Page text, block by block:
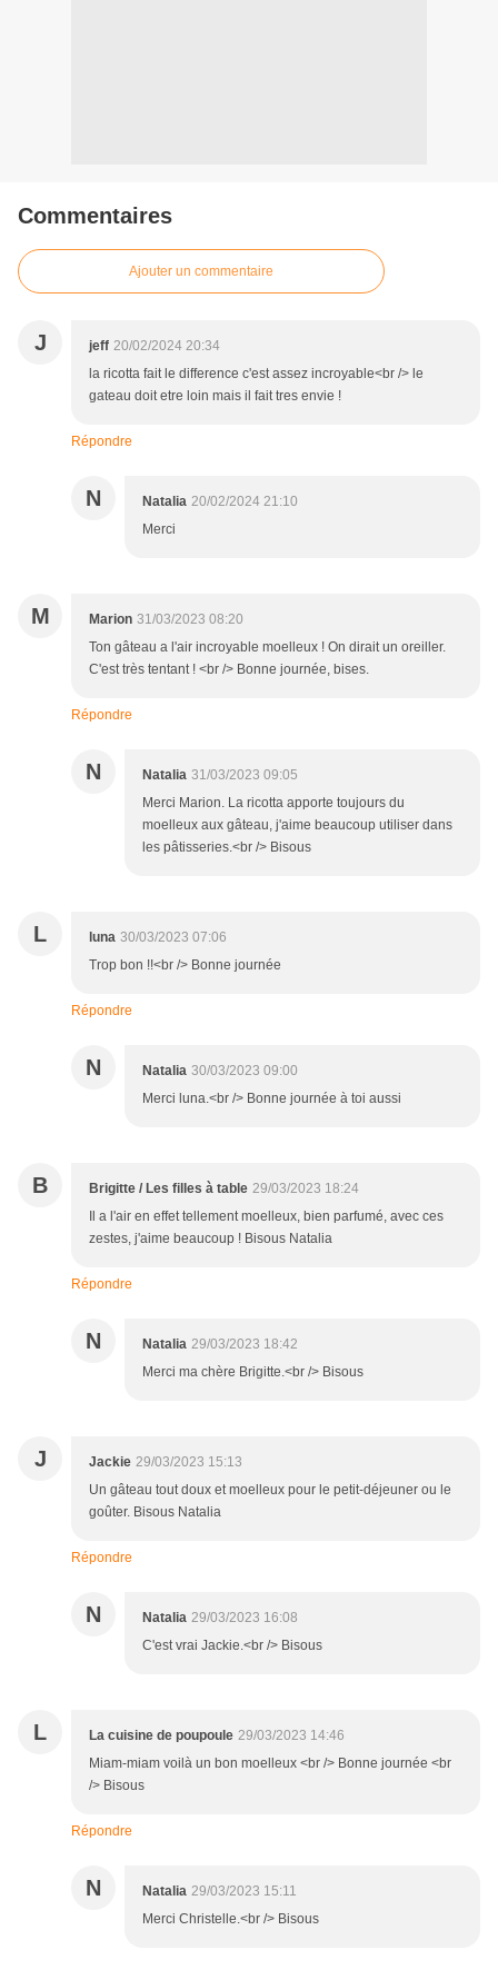
Commentaires
Ajouter un commentaire
J jeff 20/02/2024 20:34
la ricotta fait le difference c'est assez incroyable<br /> le
gateau doit etre loin mais il fait tres envie !
Répondre
N Natalia 20/02/2024 21:10
Merci
M Marion 31/03/2023 08:20
Ton gâteau a l'air incroyable moelleux ! On dirait un oreiller.
C'est très tentant ! <br /> Bonne journée, bises.
Répondre
N Natalia 31/03/2023 09:05
Merci Marion. La ricotta apporte toujours du
moelleux aux gâteau, j'aime beaucoup utiliser dans
les pâtisseries.<br /> Bisous
L luna 30/03/2023 07:06
Trop bon !!<br /> Bonne journée
Répondre
N Natalia 30/03/2023 09:00
Merci luna.<br /> Bonne journée à toi aussi
B Brigitte / Les filles à table 29/03/2023 18:24
Il a l'air en effet tellement moelleux, bien parfumé, avec ces
zestes, j'aime beaucoup ! Bisous Natalia
Répondre
N Natalia 29/03/2023 18:42
Merci ma chère Brigitte.<br /> Bisous
J Jackie 29/03/2023 15:13
Un gâteau tout doux et moelleux pour le petit-déjeuner ou le
goûter. Bisous Natalia
Répondre
N Natalia 29/03/2023 16:08
C'est vrai Jackie.<br /> Bisous
L La cuisine de poupoule 29/03/2023 14:46
Miam-miam voilà un bon moelleux <br /> Bonne journée <br
/> Bisous
Répondre
N Natalia 29/03/2023 15:11
Merci Christelle.<br /> Bisous